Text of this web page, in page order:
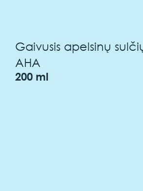
Gaivusis apelsinų
AHA
200 ml